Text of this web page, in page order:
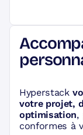
Hyperstack
votre projet,
optimisation,
conformes à